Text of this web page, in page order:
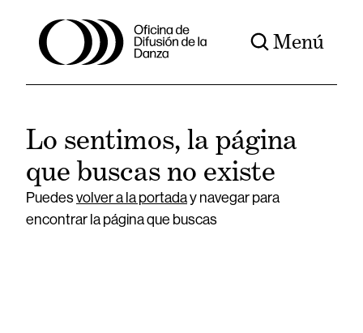
Menú
Lo sentimos, la página
que buscas no existe
Puedesvolver a la portaday navegar para
encontrar la página que buscas